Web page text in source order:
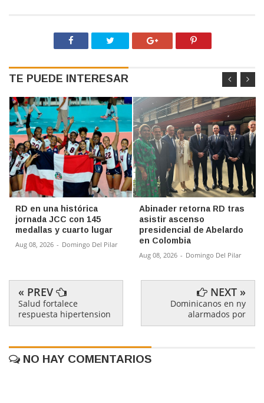
TE PUEDE INTERESAR
RD en una histórica
jornada JCC con 145
medallas y cuarto lugar
Aug 08, 2026 - Domingo Del Pilar
Abinader retorna RD tras
asistir ascenso
presidencial de Abelardo
en Colombia
Aug 08, 2026 - Domingo Del Pilar
« PREV
Salud fortalece
respuesta hipertension
NEXT »
Dominicanos en ny
alarmados por
NO HAY COMENTARIOS